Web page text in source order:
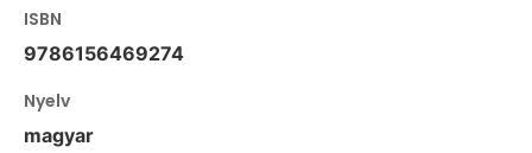
ISBN
9786156469274
Nyelv
magyar